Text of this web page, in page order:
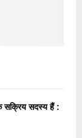
सक्रिय सदस्य हैं :